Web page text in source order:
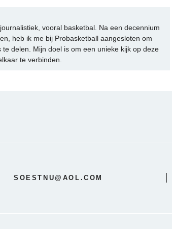
vooral basketbal. Na een decennium
heb ik me bij Probasketball aangesloten om
delen. Mijn doel is om een unieke kijk op deze
te verbinden.
SOESTNU@AOL.COM